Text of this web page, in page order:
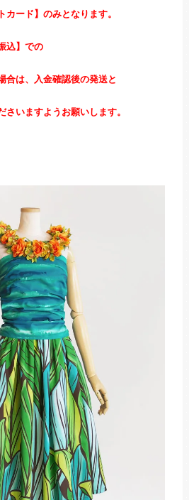
カード】のみとなります。
込】での
合は、入金確認後の発送と
いますようお願いします。